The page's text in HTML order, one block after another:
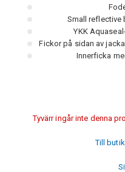
Small
YKK
Fickor på sidan av
Innerficka
Tyvärr ingår inte denna
Till